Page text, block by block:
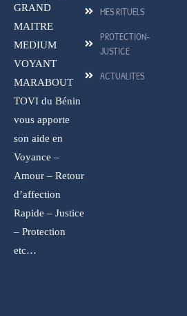
GRAND
MAITRE
MEDIUM
VOYANT
MARABOUT
TOVI du Bénin
vous apporte
son aide en
Voyance –
Amour – Retour
d’affection
Rapide – Justice
– Protection
etc…
MES RITUELS
PROTECTION-
JUSTICE
ACTUALITES